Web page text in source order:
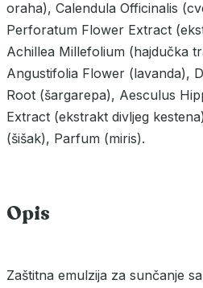
oraha), Calendula Officinalis
Perforatum Flower Extract
Achillea Millefolium (hajdučka
Angustifolia Flower (lavanda),
Root (šargarepa), Aesculus
Extract (ekstrakt divljeg
(šišak), Parfum (miris).
Opis
Zaštitna emulzija za sunčanje